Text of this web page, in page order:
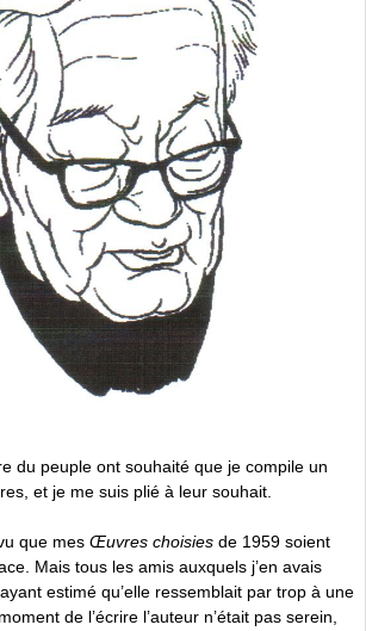
du peuple ont souhaité que je compile un
et je me suis plié à leur souhait.
que mes Œuvres choisies de 1959 soient
Mais tous les amis auxquels j’en avais
estimé qu’elle ressemblait par trop à une
de l’écrire l’auteur n’était pas serein,